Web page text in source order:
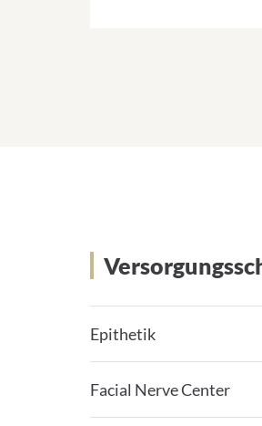
Epithetik
Facial Nerve Center